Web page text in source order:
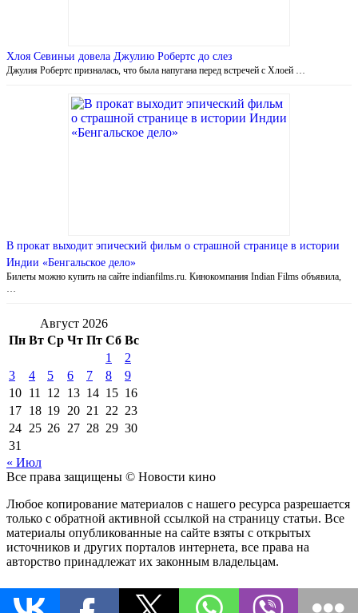
Хлоя Севиньи довела Джулию Робертс до слез
Джулия Робертс призналась, что была напугана перед встречей с Хлоей …
В прокат выходит эпический фильм о страшной странице в истории
Индии «Бенгальское дело»
Билеты можно купить на сайте indianfilms.ru. Кинокомпания Indian Films объявила,
Август 2026
Пн Вт Ср Чт Пт Сб Вс
1
2
3
4 5 6 7 8
9
10 11 12 13 14 15 16
17 18 19 20 21 22 23
24 25 26 27 28 29 30
31
« Июл
Все права защищены © Новости кино
Любое копирование материалов с нашего ресурса разрешается
только с обратной активной ссылкой на страницу статьи. Все
материалы опубликованные на сайте взяты с открытых
источников и других порталов интернета, все права на
авторство принадлежат их законным владельцам.